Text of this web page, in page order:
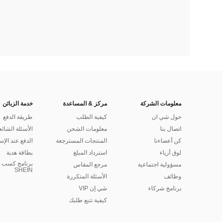
معلومات الشركة
حول شي ان
اتصال بنا
كن أعضاءنا
لوق أزياء
مسؤولية اجتماعية
وظائف
برنامج شركاء
مركز & المساعدة
كيفية الطلب
معلومات الشحن
المنتجات المسترجعة
استرداد المبلغ
مرجع المقاس
الأسئلة المتكررة
شي إن VIP
كيفية تتبع طلبك
خدمة الزبائن
طريقة الدفع
الأسئلة
الدفع عند
بطاقة هدية
برنامج كسب
SHEIN